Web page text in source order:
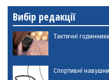
Вибір редакції
Тактичні
Спортивні